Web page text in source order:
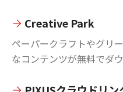
Creative Park
ペーパークラフトやグリ
なコンテンツが無料でダ